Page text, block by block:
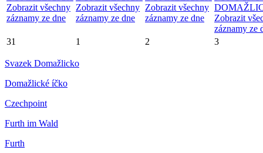
Zobrazit všechny
záznamy ze dne
Zobrazit všechny
záznamy ze dne
Zobrazit všechny
záznamy ze dne
Zobrazit
záznamy ze
31
1 2 3
Svazek Domažlicko
Domažlické íčko
Czechpoint
Furth im Wald
Furth